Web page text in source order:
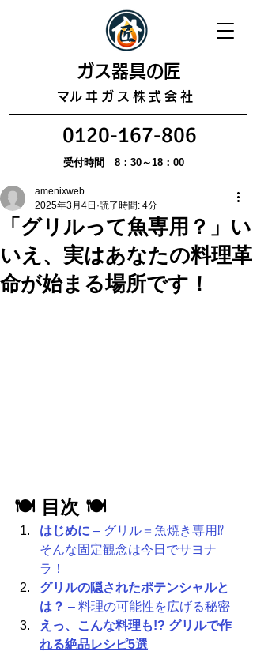
​ガス器具の匠
​マルヰガス株式会社
0120-167-806
受付時間 8：30～18：00
「グリルって魚専用？」い
いえ、実はあなたの料理革
命が始まる場所です！
amenixweb
2025年3月4日 読了時間: 4分
🍽️ 目次 🍽️
はじめに – グリル＝魚焼き専用⁉
そんな固定観念は今日でサヨナ
ラ！
グリルの隠されたポテンシャルと
は？ – 料理の可能性を広げる秘密
えっ、こんな料理も!? グリルで作
れる絶品レシピ5選